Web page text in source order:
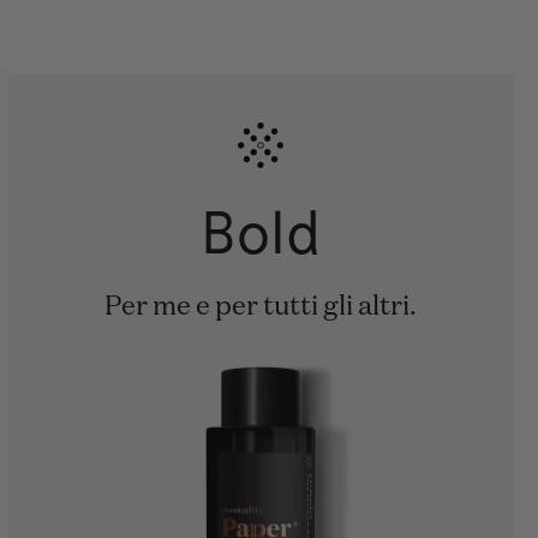
Bold
Per me e per tutti gli altri.